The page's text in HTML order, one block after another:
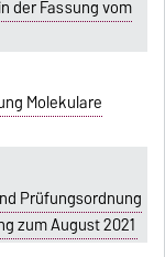
der Fassung vom
Molekulare
Prüfungsordnung
zum August 2021